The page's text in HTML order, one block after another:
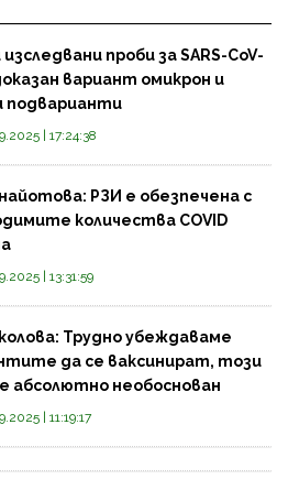
изследвани проби за SARS-CoV-
вариант омикрон и
подварианти
| 17:24:38
РЗИ е обезпечена с
количества COVID
| 13:31:59
Трудно убеждаваме
да се ваксинират, този
абсолютно необоснован
| 11:19:17